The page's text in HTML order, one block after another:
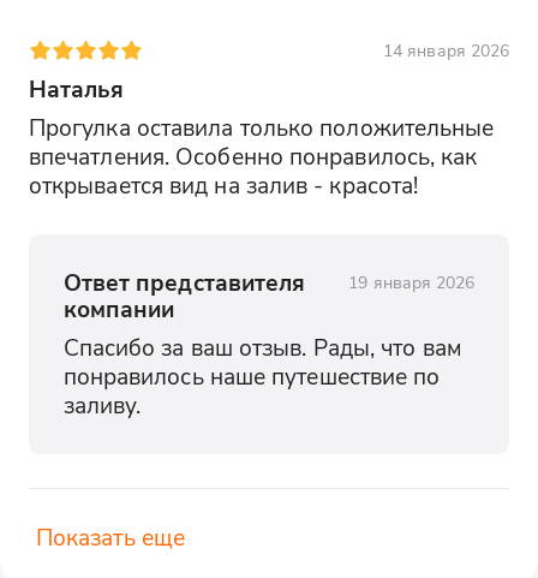
14 января 2026
Наталья
Прогулка оставила только положительные
впечатления. Особенно понравилось, как
открывается вид на залив - красота!
Ответ представителя
компании
19 января 2026
Спасибо за ваш отзыв. Рады, что вам
понравилось наше путешествие по
заливу.
Показать еще